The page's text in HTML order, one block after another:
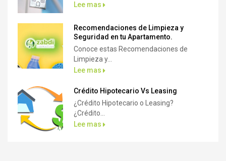
Lee mas
Recomendaciones de Limpieza y
Seguridad en tu Apartamento.
Conoce estas Recomendaciones de
Limpieza y...
Lee mas
Crédito Hipotecario Vs Leasing
¿Crédito Hipotecario o Leasing?
¿Crédito...
Lee mas